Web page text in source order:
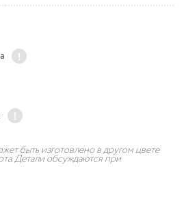
быть изготовлено в другом цвете
Детали обсуждаются при